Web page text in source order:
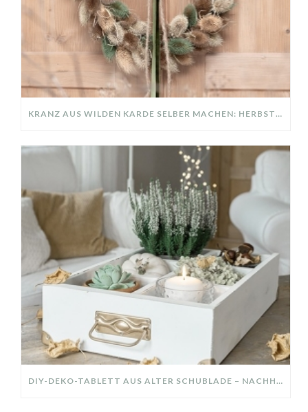
KRANZ AUS WILDEN KARDE SELBER MACHEN: HERBSTDEKO GANZ EINFACH
DIY-DEKO-TABLETT AUS ALTER SCHUBLADE – NACHHALTIGE HERBSTDEKO SELBER MACHEN!